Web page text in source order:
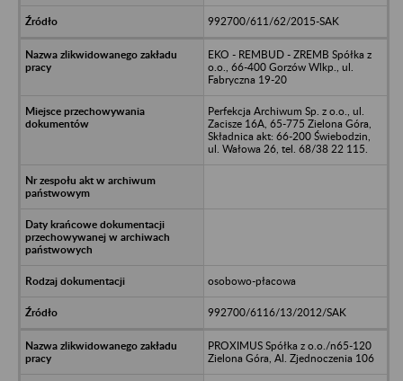
992700/611/62/2015-SAK
EKO - REMBUD - ZREMB Spółka z
o.o., 66-400 Gorzów Wlkp., ul.
Fabryczna 19-20
Perfekcja Archiwum Sp. z o.o., ul.
Zacisze 16A, 65-775 Zielona Góra,
Składnica akt: 66-200 Świebodzin,
ul. Wałowa 26, tel. 68/38 22 115.
osobowo-płacowa
992700/6116/13/2012/SAK
PROXIMUS Spółka z o.o./n65-120
Zielona Góra, Al. Zjednoczenia 106